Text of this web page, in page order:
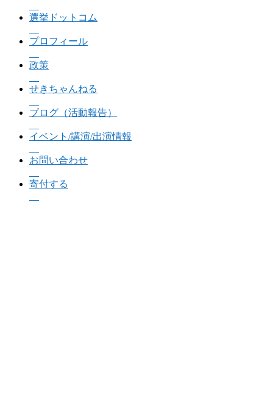
選挙ドットコム
プロフィール
政策
せきちゃんねる
ブログ（活動報告）
イベント/講演/出演情報
お問い合わせ
寄付する